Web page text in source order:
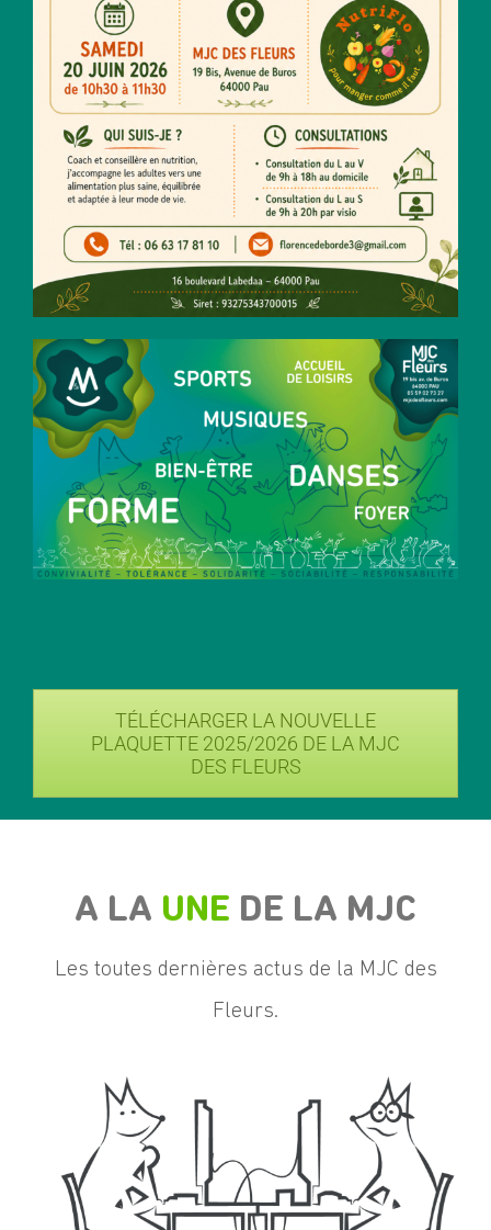
TÉLÉCHARGER LA NOUVELLE
PLAQUETTE 2025/2026 DE LA MJC
DES FLEURS
A LA UNE DE LA MJC
Les toutes dernières actus de la MJC des
Fleurs.